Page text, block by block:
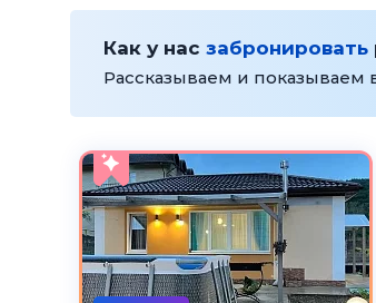
Как у нас забронировать
Рассказываем и показываем
5.0